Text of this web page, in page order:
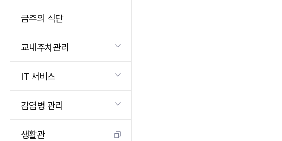
금주의 식단
교내주차관리
IT 서비스
감염병 관리
생활관